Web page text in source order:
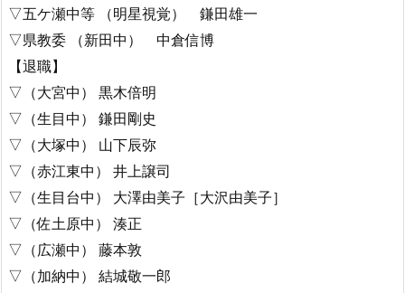
▽五ケ瀬中等 （明星視覚） 鎌田雄一
▽県教委 （新田中） 中倉信博
【退職】
▽（大宮中） 黒木倍明
▽（生目中） 鎌田剛史
▽（大塚中） 山下辰弥
▽（赤江東中） 井上譲司
▽（生目台中） 大澤由美子［大沢由美子］
▽（佐土原中） 湊正
▽（広瀬中） 藤本敦
▽（加納中） 結城敬一郎